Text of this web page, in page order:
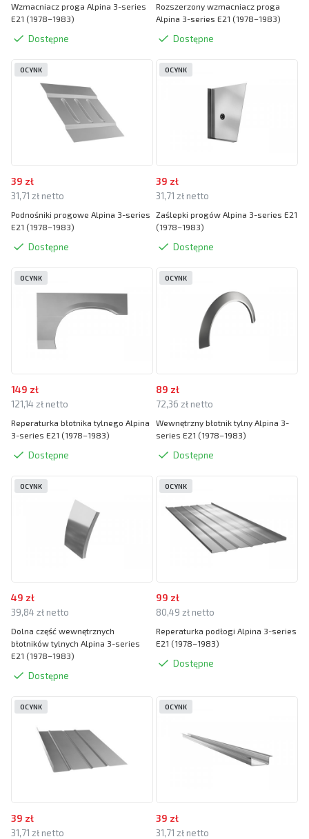
Wzmacniacz proga Alpina 3-series
E21 (1978–1983)
Dostępne
Rozszerzony wzmacniacz proga
Alpina 3-series E21 (1978–1983)
Dostępne
39 zł
31,71 zł netto
Podnośniki progowe Alpina 3-series
E21 (1978–1983)
Dostępne
OCYNK
39 zł
31,71 zł netto
Zaślepki progów Alpina 3-series E21
(1978–1983)
Dostępne
OCYNK
149 zł
121,14 zł netto
Reperaturka błotnika tylnego Alpina
3-series E21 (1978–1983)
Dostępne
OCYNK
89 zł
72,36 zł netto
Wewnętrzny błotnik tylny Alpina 3-
series E21 (1978–1983)
Dostępne
OCYNK
49 zł
39,84 zł netto
Dolna część wewnętrznych
błotników tylnych Alpina 3-series
E21 (1978–1983)
Dostępne
OCYNK
99 zł
80,49 zł netto
Reperaturka podłogi Alpina 3-series
E21 (1978–1983)
Dostępne
OCYNK
39 zł
31,71 zł netto
OCYNK
39 zł
31,71 zł netto
OCYNK